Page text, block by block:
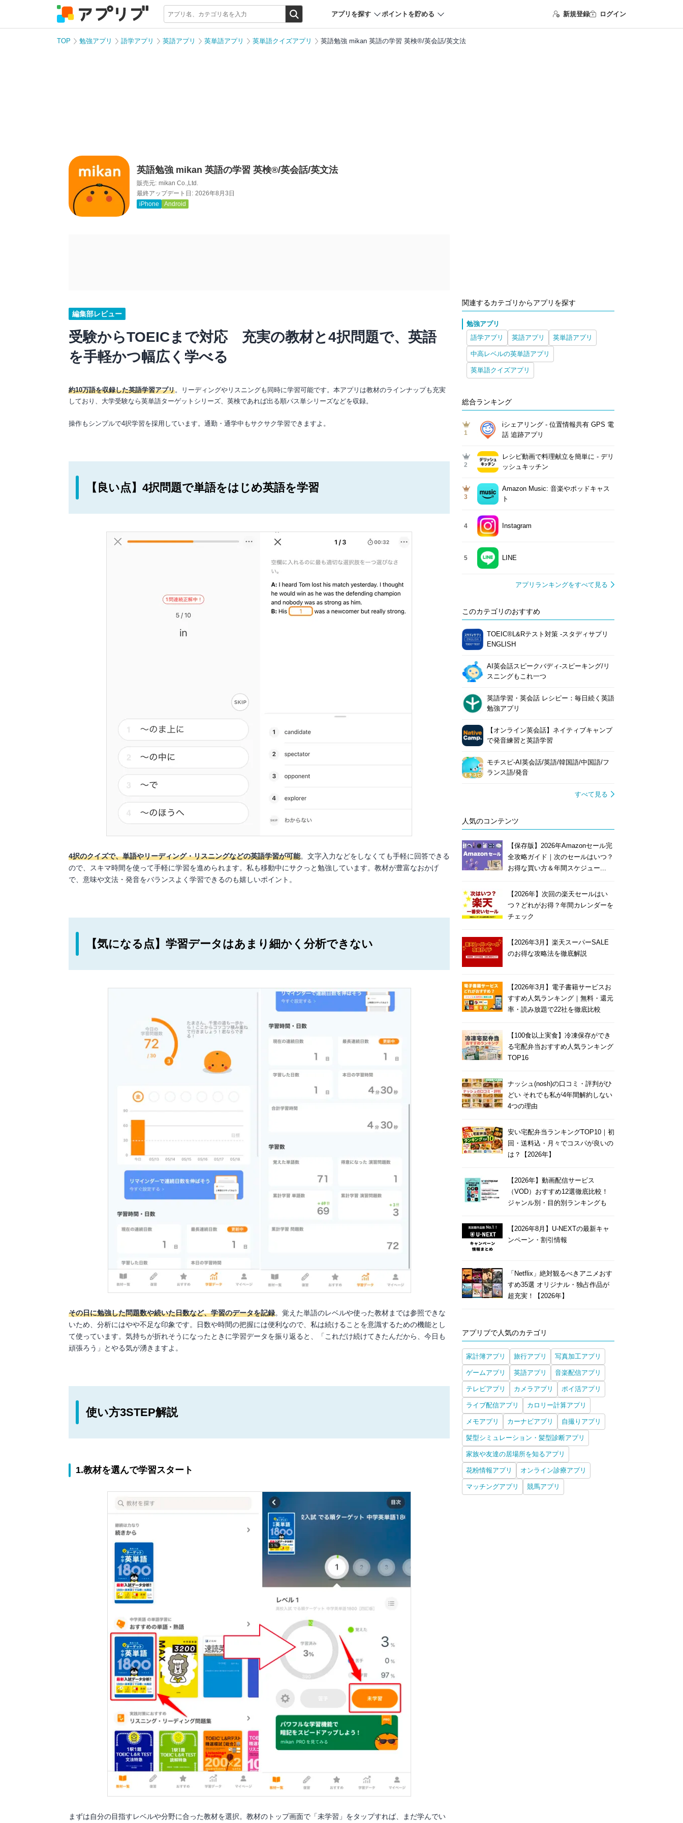
アプリを探す ポイントを貯める 新規登録 ログイン
TOP 勉強アプリ 語学アプリ 英語アプリ 英単語アプリ 英単語クイズアプリ 英語勉強 mikan 英語の学習 英検®/英会話/英文法
英語勉強 mikan 英語の学習 英検®/英会話/英文法
販売元: mikan Co.,Ltd.
最終アップデート日: 2026年8月3日
iPhone
Android
編集部レビュー
受験からTOEICまで対応 充実の教材と4択問題で、英語
を手軽かつ幅広く学べる
約10万語を収録した英語学習アプリ。リーディングやリスニングも同時に学習可能です。本アプリは教材のラインナップも充実
しており、大学受験なら英単語ターゲットシリーズ、英検であれば出る順パス単シリーズなどを収録。
操作もシンプルで4択学習を採用しています。通勤・通学中もサクサク学習できますよ。
【良い点】4択問題で単語をはじめ英語を学習
4択のクイズで、単語やリーディング・リスニングなどの英語学習が可能。文字入力などをしなくても手軽に回答できる
ので、スキマ時間を使って手軽に学習を進められます。私も移動中にサクっと勉強しています。教材が豊富なおかげ
で、意味や文法・発音をバランスよく学習できるのも嬉しいポイント。
【気になる点】学習データはあまり細かく分析できない
その日に勉強した問題数や続いた日数など、学習のデータを記録。覚えた単語のレベルや使った教材までは参照できな
いため、分析にはやや不足な印象です。日数や時間の把握には便利なので、私は続けることを意識するための機能とし
て使っています。気持ちが折れそうになったときに学習データを振り返ると、「これだけ続けてきたんだから、今日も
頑張ろう」とやる気が湧きますよ。
使い方3STEP解説
1.教材を選んで学習スタート
まずは自分の目指すレベルや分野に合った教材を選択。教材のトップ画面で「未学習」をタップすれば、まだ学んでい
関連するカテゴリからアプリを探す
勉強アプリ
語学アプリ
英語アプリ 英単語アプリ
中高レベルの英単語アプリ
英単語クイズアプリ
総合ランキング
1
iシェアリング - 位置情報共有 GPS 電
話 追跡アプリ
2
レシピ動画で料理献立を簡単‪に - デリ
ッシュキッチン
3
Amazon Music: 音楽やポッドキャス
ト
4 Instagram
5 LINE
アプリランキングをすべて見る
このカテゴリのおすすめ
TOEIC®L&Rテスト対策 -スタディサプリ
ENGLISH
AI英会話スピークバディ-スピーキング/リ
スニングもこれ一つ
英語学習・英会話 レシピー：毎日続く英語
勉強アプリ
【オンライン英会話】ネイティブキャンプ
で発音練習と英語学習
モチスピ-AI英会話/英語/韓国語/中国語/フ
ランス語/発音
すべて見る
人気のコンテンツ
【保存版】2026年Amazonセール完
全攻略ガイド｜次のセールはいつ？
お得な買い方＆年間スケジュー...
【2026年】次回の楽天セールはい
つ？どれがお得？年間カレンダーを
チェック
【2026年3月】楽天スーパーSALE
のお得な攻略法を徹底解説
【2026年3月】電子書籍サービスお
すすめ人気ランキング｜無料・還元
率・読み放題で22社を徹底比較
【100食以上実食】冷凍保存ができ
る宅配弁当おすすめ人気ランキング
TOP16
ナッシュ(nosh)の口コミ・評判がひ
どい それでも私が4年間解約しない
4つの理由
安い宅配弁当ランキングTOP10｜初
回・送料込・月々でコスパが良いの
は？【2026年】
【2026年】動画配信サービス
（VOD）おすすめ12選徹底比較！
ジャンル別・目的別ランキングも
【2026年8月】U-NEXTの最新キャ
ンペーン・割引情報
「Netflix」絶対観るべきアニメおす
すめ35選 オリジナル・独占作品が
超充実！【2026年】
アプリブで人気のカテゴリ
家計簿アプリ 旅行アプリ 写真加工アプリ
ゲームアプリ 英語アプリ 音楽配信アプリ
テレビアプリ カメラアプリ ポイ活アプリ
ライブ配信アプリ カロリー計算アプリ
メモアプリ カーナビアプリ 自撮りアプリ
髪型シミュレーション・髪型診断アプリ
家族や友達の居場所を知るアプリ
花粉情報アプリ オンライン診療アプリ
マッチングアプリ 競馬アプリ